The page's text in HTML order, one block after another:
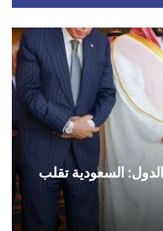
السعودية تقلب